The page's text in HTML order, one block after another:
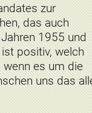
zur
das auch
1955 und
positiv, welch
es um die
uns das